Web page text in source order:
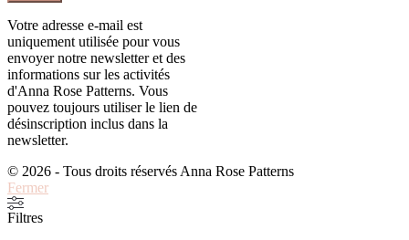
Votre adresse e-mail est
uniquement utilisée pour vous
envoyer notre newsletter et des
informations sur les activités
d'Anna Rose Patterns. Vous
pouvez toujours utiliser le lien de
désinscription inclus dans la
newsletter.
© 2026 - Tous droits réservés Anna Rose Patterns
Fermer
Filtres